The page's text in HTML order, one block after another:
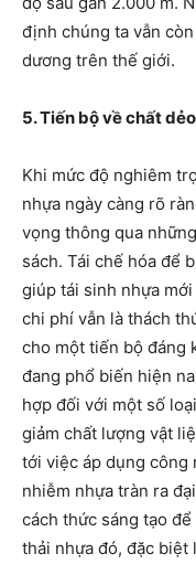
định chúng ta vẫn
dương trên thế giới.
5. Tiến bộ về chất dẻo
Khi mức độ nghiêm
nhựa ngày càng rõ
vọng thông qua
sách. Tái chế hóa để
giúp tái sinh nhựa
chi phí vẫn là thách
cho một tiến bộ đáng
đang phổ biến hiện
hợp đối với một số
giảm chất lượng vật
tới việc áp dụng công
nhiễm nhựa tràn ra
cách thức sáng tạo
thải nhựa đó, đặc biệt